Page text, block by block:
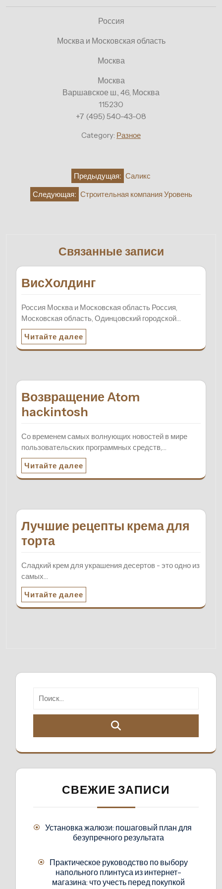
Россия
Москва и Московская область
Москва
Москва
Варшавское ш., 46, Москва
115230
+7 (495) 540-43-08
Category: Разное
записям
Предыдущая: Саликс
Следующая: Строительная компания Уровень
Связанные записи
ВисХолдинг
Россия Москва и Московская область Россия,
Московская область, Одинцовский городской…
Читайте далее
Возвращение Atom
hackintosh
Со временем самых волнующих новостей в мире
пользовательских программных средств,…
Читайте далее
Лучшие рецепты крема для
торта
Сладкий крем для украшения десертов - это одно из
самых…
Читайте далее
СВЕЖИЕ ЗАПИСИ
Установка жалюзи: пошаговый план для
безупречного результата
Практическое руководство по выбору
напольного плинтуса из интернет-
магазина: что учесть перед покупкой